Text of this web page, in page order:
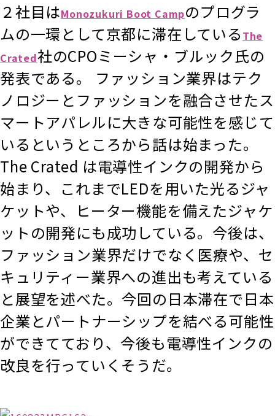
２社目はMonozukuri Boot Campのプログラ
ムの一環として京都に滞在している The
Crated社のCPOミーシャ・ブルック氏の
発表である。 ファッション業界はテク
ノロジーとファッションを融合させたス
マートアパレルに大きな可能性を感じて
いるというところから話は始まった。
The Crated は電導性インクの開発から
始まり、これまでLEDを用いた光るジャ
ケットや、ヒーター機能を備えたジャケ
ットの開発にも成功している。今後は、
ファッション業界だけでなく医療や、セ
キュリティー業界への進出も考えている
と展望を述べた。今回の日本滞在で日本
企業とパートナーシップを結べる可能性
ができてており、今後も電導性インクの
改良を行っていくそうだ。